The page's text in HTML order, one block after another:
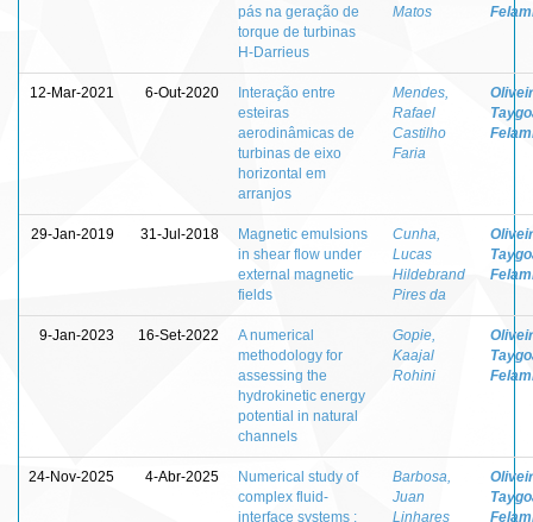
pás na geração de
torque de turbinas
H-Darrieus
Matos
12-Mar-2021 6-Out-2020
Interação entre
esteiras
aerodinâmicas de
turbinas de eixo
horizontal em
arranjos
Mendes,
Rafael
Castilho
Faria
29-Jan-2019 31-Jul-2018
Magnetic emulsions
in shear flow under
external magnetic
fields
Cunha,
Lucas
Hildebrand
Pires da
9-Jan-2023 16-Set-2022
A numerical
methodology for
assessing the
hydrokinetic energy
potential in natural
channels
Gopie,
Kaajal
Rohini
24-Nov-2025 4-Abr-2025
Numerical study of
complex fluid-
interface systems :
Barbosa,
Juan
Linhares